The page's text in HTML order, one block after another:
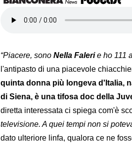
“Piacere, sono Nella Falerie ho 111
l'antipasto di una piacevole
quinta donna più longeva d'Italia,
di Siena, è una tifosa doc della
diretta interessata ci spiega com'è
televisione. A quei tempi non si
dato ulteriore linfa, qualora ce ne